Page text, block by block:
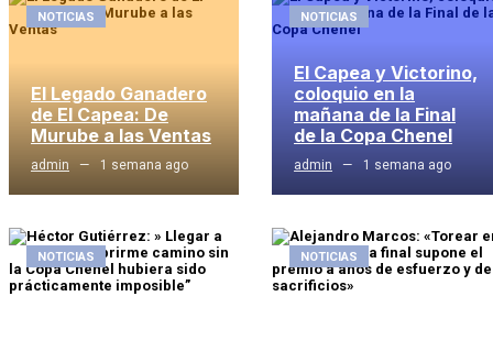
NOTICIAS
El Legado Ganadero
de El Capea: De
Murube a las Ventas
admin 1 semana ago
NOTICIAS
El Capea y Victorino,
coloquio en la
mañana de la Final
de la Copa Chenel
admin 1 semana ago
NOTICIAS NOTICIAS